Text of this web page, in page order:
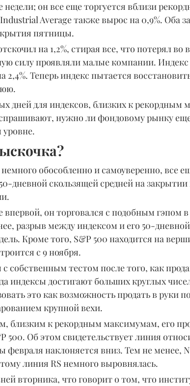
недели; он все еще торгуется вблизи
Average также вырос на 0,9%. Оба
пятницы.
на 1,2%, стирая все, что потерял во
силу проявляли малые компании. Индекс
2,4%. Теперь индекс пытается
дней для индексов, близких к рекордным
нужно ли фондовому рынку
уровне.
обособленно и самоуверенно, все
дневной скользящей средней на
впервой, он торговался с подобным гэпом
разрыв между индексом и его 50-
Кроме того, S&P 500 находится на
с 9 ноября.
с собственным тестом после того, как
индексы достигают больших круглых
это как возможность продать в руки
крупной вехи.
близким к рекордным максимумам, его
500. Об этом свидетельствует линия
февраля наклоняется вниз. Тем не менее,
линия RS немного выровнялась.
вторника, что говорит о том, что